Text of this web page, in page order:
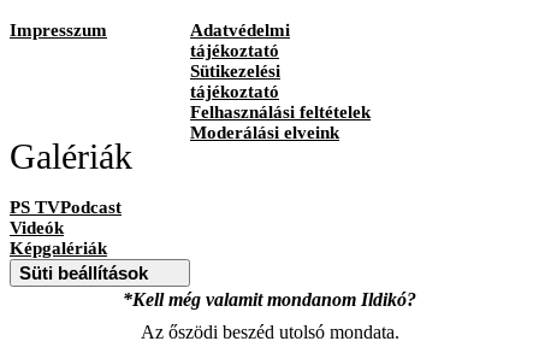
Impresszum
Adatvédelmi
tájékoztató
Sütikezelési
tájékoztató
Felhasználási feltételek
Moderálási elveink
Galériák
PS TVPodcast
Videók
Képgalériák
Süti beállítások
*Kell még valamit mondanom Ildikó?
Az őszödi beszéd utolsó mondata.